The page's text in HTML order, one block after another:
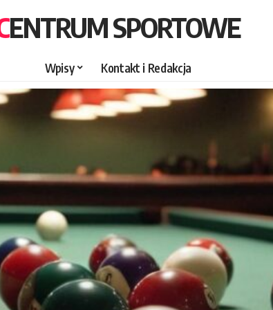
CENTRUM SPORTOWE
Wpisy Kontakt i Redakcja